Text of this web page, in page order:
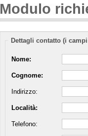
Modulo
Dettagli contatto (i
Nome:
Cognome:
Indirizzo:
Località:
Telefono: